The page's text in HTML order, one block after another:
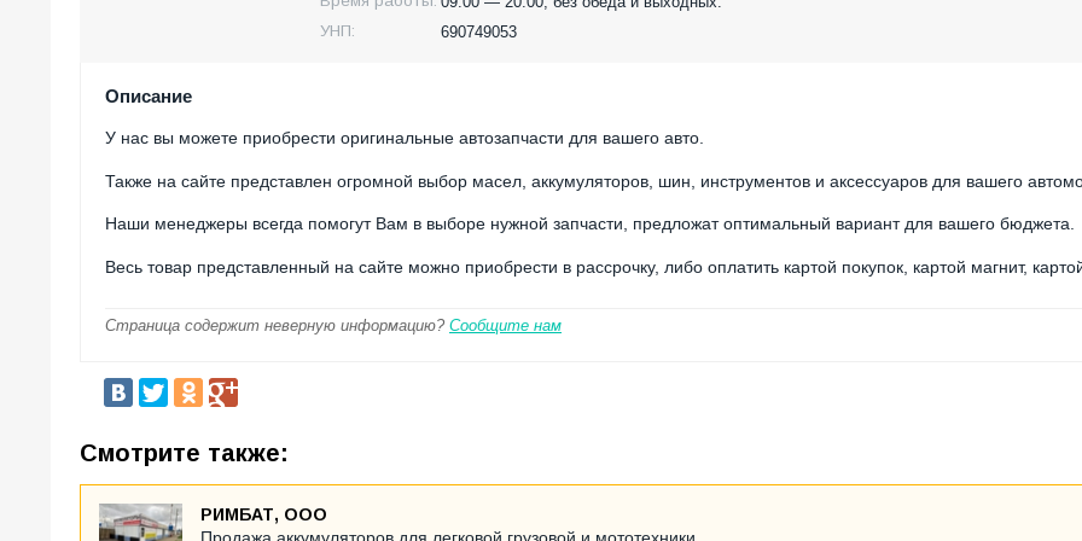
УНП:
690749053
Описание
У нас вы можете приобрести оригинальные автозапчасти для вашего авто.
Также на сайте представлен огромной выбор масел, аккумуляторов, шин, инструментов и аксессуаров для вашего
Наши менеджеры всегда помогут Вам в выборе нужной запчасти, предложат оптимальный вариант для вашего бюджета.
Весь товар представленный на сайте можно приобрести в рассрочку, либо оплатить картой покупок, картой магнит,
Страница содержит неверную информацию? Сообщите нам
Смотрите также:
РИМБАТ, ООО